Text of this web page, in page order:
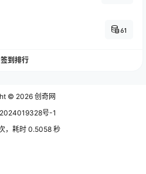
61
签到排行
© 2026 创奇网
号-1
，耗时 0.5058 秒